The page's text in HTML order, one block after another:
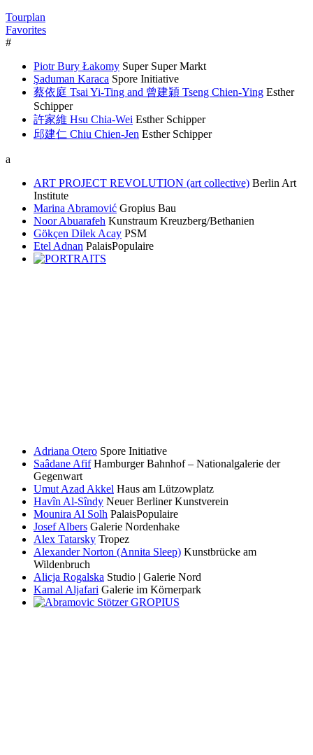
Tourplan
Favorites
#
Piotr Bury Łakomy Super Super Markt
Şaduman Karaca Spore Initiative
蔡依庭 Tsai Yi-Ting and 曾建穎 Tseng Chien-Ying Esther
Schipper
許家維 Hsu Chia-Wei Esther Schipper
邱建仁 Chiu Chien-Jen Esther Schipper
a
ART PROJECT REVOLUTION (art collective) Berlin Art
Institute
Marina Abramović Gropius Bau
Noor Abuarafeh Kunstraum Kreuzberg/Bethanien
Gökçen Dilek Acay PSM
Etel Adnan PalaisPopulaire
Adriana Otero Spore Initiative
Saâdane Afif Hamburger Bahnhof – Nationalgalerie der
Gegenwart
Umut Azad Akkel Haus am Lützowplatz
Havîn Al-Sîndy Neuer Berliner Kunstverein
Mounira Al Solh PalaisPopulaire
Josef Albers Galerie Nordenhake
Alex Tatarsky Tropez
Alexander Norton (Annita Sleep) Kunstbrücke am
Wildenbruch
Alicja Rogalska Studio | Galerie Nord
Kamal Aljafari Galerie im Körnerpark